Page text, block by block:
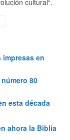
en
80
esta década
ahora la Biblia